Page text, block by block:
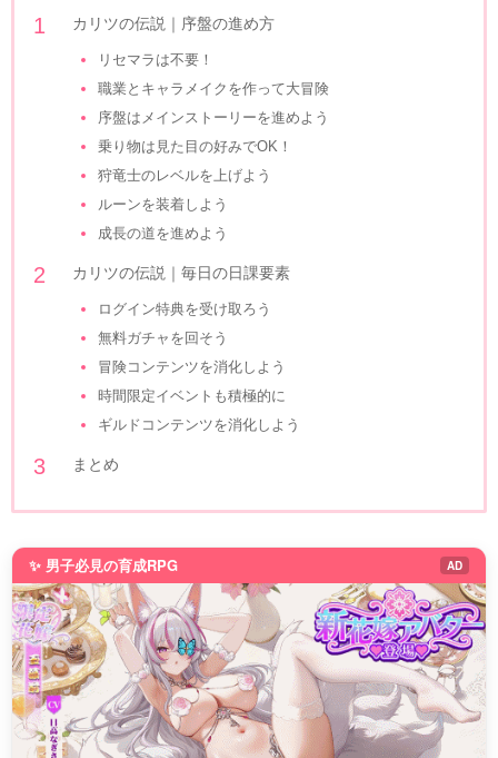
カリツの伝説｜序盤の進め方
リセマラは不要！
職業とキャラメイクを作って大冒険
序盤はメインストーリーを進めよう
乗り物は見た目の好みでOK！
狩竜士のレベルを上げよう
ルーンを装着しよう
成長の道を進めよう
カリツの伝説｜毎日の日課要素
ログイン特典を受け取ろう
無料ガチャを回そう
冒険コンテンツを消化しよう
時間限定イベントも積極的に
ギルドコンテンツを消化しよう
まとめ
✨ 男子必見の育成RPG AD